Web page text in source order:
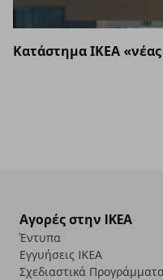
Κατάστημα ΙΚΕΑ
Αγορές στην IKEA
Έντυπα
Εγγυήσεις IKEA
Σχεδιαστικά